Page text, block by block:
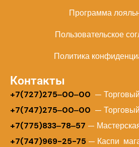
Программа
Пользовательское
Политика
Контакты
+7(727)275‒00‒00 —
+7(747)275‒00‒00 —
+7(775)833‒78‒57 —
+7(747)969-25-75 — Каспи